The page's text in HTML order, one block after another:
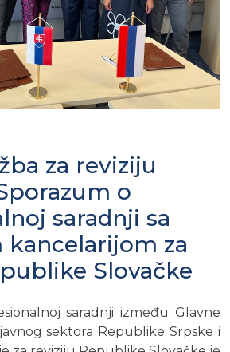
za reviziju
o
saradnji sa
za
Slovačke
saradnji između Glavne
sektora Republike Srpske i